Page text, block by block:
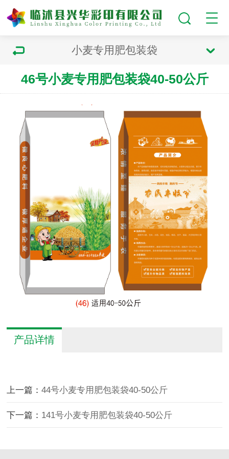
小麦专用肥包装袋
46号小麦专用肥包装袋40-50公斤
产品详情
上一篇：44号小麦专用肥包装袋40-50公斤
下一篇： 141号小麦专用肥包装袋40-50公斤